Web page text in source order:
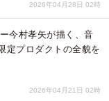
2026年04月28日 02時
今村孝矢が描く、音
定プロダクトの全貌を
2026年04月21日 02時